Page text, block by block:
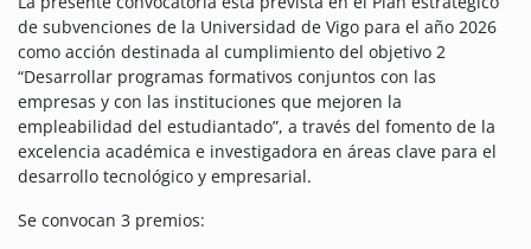
de subvenciones de la Universidad de Vigo para el año 2026
como acción destinada al cumplimiento del objetivo 2
“Desarrollar programas formativos conjuntos con las
empresas y con las instituciones que mejoren la
empleabilidad del estudiantado”, a través del fomento de la
excelencia académica e investigadora en áreas clave para el
desarrollo tecnológico y empresarial.
Se convocan 3 premios: